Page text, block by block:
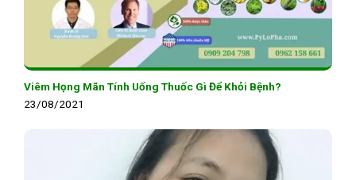
Viêm Họng Mãn Tính Uống Thuốc Gì Để Khỏi Bệnh?
23/08/2021